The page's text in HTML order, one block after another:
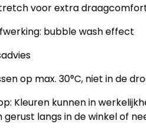
voor extra
bubble wash effect
op max. 30°C, niet in de
Kleuren kunnen in
gerust langs in de winkel of